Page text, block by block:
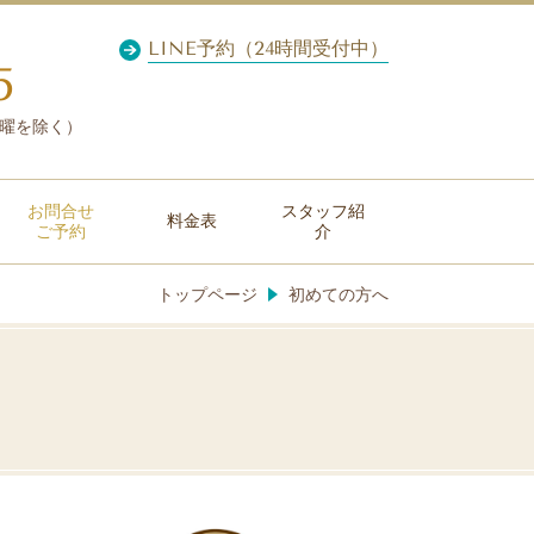
を除く）
LINE予約（24時間受付中）
お問合せ
ご予約
料金表
スタッフ紹
介
トップページ 初めての方へ